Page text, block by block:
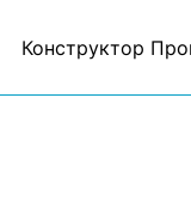
Конструктор